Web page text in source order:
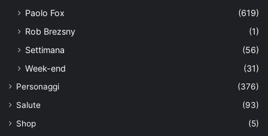
Paolo Fox
(619)
Rob Brezsny
(1)
Settimana
(56)
Week-end
(31)
Personaggi
(376)
Salute
(93)
Shop
(5)